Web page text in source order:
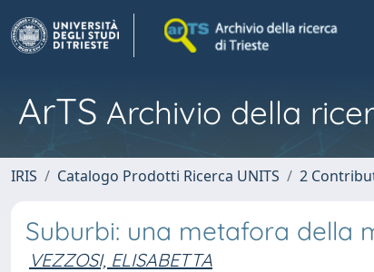
ArTS Archivio della
IRIS Catalogo Prodotti Ricerca UNITS 2
Suburbi: una metafora della
VEZZOSI, ELISABETTA